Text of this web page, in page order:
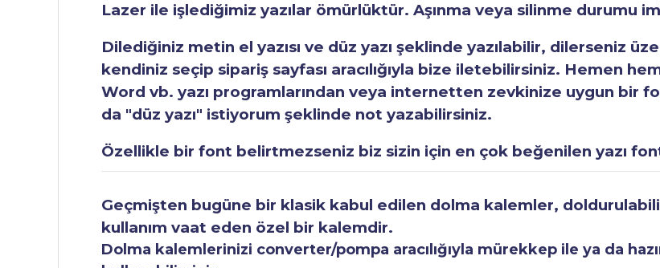
Lazer ile işlediğimiz yazılar ömürlüktür. Aşınma veya silinme durumu
Dilediğiniz metin el yazısı ve düz yazı şeklinde yazılabilir, dilerseniz
kendiniz seçip sipariş sayfası aracılığıyla bize iletebilirsiniz. Hemen
Word vb. yazı programlarından veya internetten zevkinize uygun bir
da "düz yazı" istiyorum şeklinde not yazabilirsiniz.
Özellikle bir font belirtmezseniz biz sizin için en çok beğenilen yazı
Geçmişten bugüne bir klasik kabul edilen dolma kalemler,
kullanım vaat eden özel bir kalemdir.
Dolma kalemlerinizi converter/pompa aracılığıyla mürekkep ile ya da